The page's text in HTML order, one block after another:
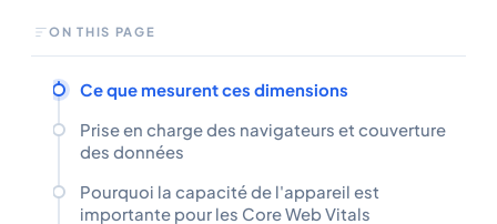
ON THIS PAGE
Ce que mesurent ces dimensions
Prise en charge des navigateurs et couverture
des données
Pourquoi la capacité de l'appareil est
importante pour les Core Web Vitals